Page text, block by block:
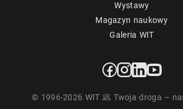
Wystawy
Magazyn naukowy
Galeria WIT
© 1996-2026 WIT
Twoja droga –